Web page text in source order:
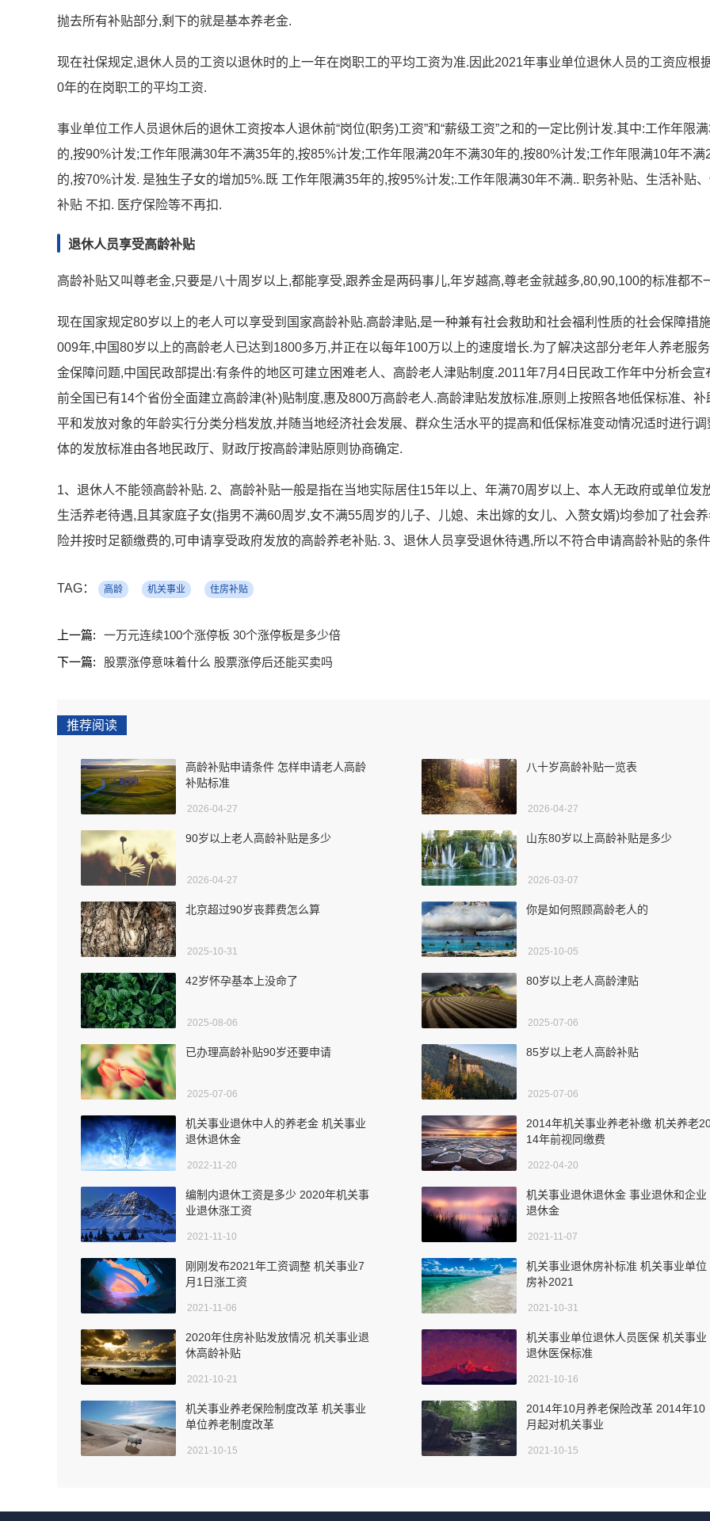
抛去所有补贴部分,剩下的就是基本养老金.
现在社保规定,退休人员的工资以退休时的上一年在岗职工的平均工资为准.因此2021年事业单位退休人员的工资应根
0年的在岗职工的平均工资.
事业单位工作人员退休后的退休工资按本人退休前“岗位(职务)工资”和“薪级工资”之和的一定比例计发.其中:工作年限
的,按90%计发;工作年限满30年不满35年的,按85%计发;工作年限满20年不满30年的,按80%计发;工作年限满10年不满
的,按70%计发. 是独生子女的增加5%.既 工作年限满35年的,按95%计发;.工作年限满30年不满.. 职务补贴、生活补贴
补贴 不扣. 医疗保险等不再扣.
退休人员享受高龄补贴
高龄补贴又叫尊老金,只要是八十周岁以上,都能享受,跟养金是两码事儿,年岁越高,尊老金就越多,80,90,100的标准都不
现在国家规定80岁以上的老人可以享受到国家高龄补贴.高龄津贴,是一种兼有社会救助和社会福利性质的社会保障措
009年,中国80岁以上的高龄老人已达到1800多万,并正在以每年100万以上的速度增长.为了解决这部分老年人养老服
金保障问题,中国民政部提出:有条件的地区可建立困难老人、高龄老人津贴制度.2011年7月4日民政工作年中分析会宣
前全国已有14个省份全面建立高龄津(补)贴制度,惠及800万高龄老人.高龄津贴发放标准,原则上按照各地低保标准、补
平和发放对象的年龄实行分类分档发放,并随当地经济社会发展、群众生活水平的提高和低保标准变动情况适时进行调
体的发放标准由各地民政厅、财政厅按高龄津贴原则协商确定.
1、退休人不能领高龄补贴. 2、高龄补贴一般是指在当地实际居住15年以上、年满70周岁以上、本人无政府或单位发
生活养老待遇,且其家庭子女(指男不满60周岁,女不满55周岁的儿子、儿媳、未出嫁的女儿、入赘女婿)均参加了社会
险并按时足额缴费的,可申请享受政府发放的高龄养老补贴. 3、退休人员享受退休待遇,所以不符合申请高龄补贴的条
TAG： 高龄 机关事业 住房补贴
上一篇:
一万元连续100个涨停板 30个涨停板是多少倍
下一篇:
股票涨停意味着什么 股票涨停后还能买卖吗
推荐阅读
高龄补贴申请条件 怎样申请老人高龄
补贴标准
2026-04-27
八十岁高龄补贴一览表
2026-04-27
90岁以上老人高龄补贴是多少
2026-04-27
山东80岁以上高龄补贴是多少
2026-03-07
北京超过90岁丧葬费怎么算
2025-10-31
你是如何照顾高龄老人的
2025-10-05
42岁怀孕基本上没命了
2025-08-06
80岁以上老人高龄津贴
2025-07-06
已办理高龄补贴90岁还要申请
2025-07-06
85岁以上老人高龄补贴
2025-07-06
机关事业退休中人的养老金 机关事业
退休退休金
2022-11-20
2014年机关事业养老补缴 机关养老
14年前视同缴费
2022-04-20
编制内退休工资是多少 2020年机关事
业退休涨工资
2021-11-10
机关事业退休退休金 事业退休和企业
退休金
2021-11-07
刚刚发布2021年工资调整 机关事业7
月1日涨工资
2021-11-06
机关事业退休房补标准 机关事业单位
房补2021
2021-10-31
2020年住房补贴发放情况 机关事业退
休高龄补贴
2021-10-21
机关事业单位退休人员医保 机关事业
退休医保标准
2021-10-16
机关事业养老保险制度改革 机关事业
单位养老制度改革
2021-10-15
2014年10月养老保险改革 2014年10
月起对机关事业
2021-10-15